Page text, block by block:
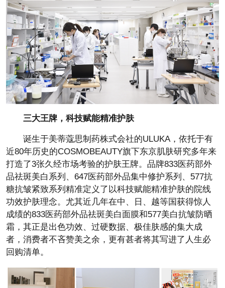
三大王牌，科技赋能精准护肤
诞生于美蒂蔻思制药株式会社的ULUKA，依托于有
近80年历史的COSMOBEAUTY旗下东京肌肤研究多年来
打造了3张久经市场考验的护肤王牌。品牌833医药部外
品祛斑美白系列、647医药部外品集中修护系列、577抗
糖抗皱紧致系列精准定义了以科技赋能精准护肤的院线
功效护肤理念。尤其近几年在中、日、越等国获得惊人
成绩的833医药部外品祛斑美白面膜和577美白抗皱防晒
霜，其正是出色功效、过硬数据、极佳肤感的集大成
者，消费者不吝赞美之余，更有甚者将其写进了人生必
回购清单。